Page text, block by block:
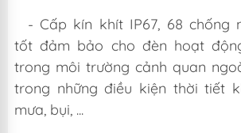
- Cấp kín khít IP67, 68 chống
tốt đảm bảo cho đèn hoạt
trong môi trường cảnh quan
trong những điều kiện thời tiết
mưa, bụi, ...